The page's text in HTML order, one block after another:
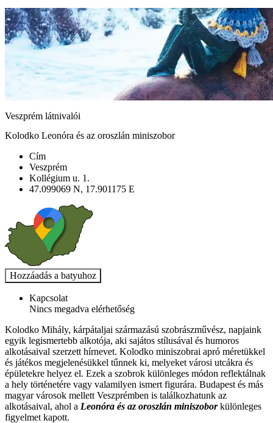
Veszprém látnivalói
Kolodko Leonóra és az oroszlán miniszobor
Cím
Veszprém
Kollégium u. 1.
47.099069 N, 17.901175 E
Kapcsolat
Nincs megadva elérhetőség
Kolodko Mihály, kárpátaljai származású szobrászművész, napjaink
egyik legismertebb alkotója, aki sajátos stílusával és humoros
alkotásaival szerzett hírnevet. Kolodko miniszobrai apró méretükkel
és játékos megjelenésükkel tűnnek ki, melyeket városi utcákra és
épületekre helyez el. Ezek a szobrok különleges módon reflektálnak
a hely történetére vagy valamilyen ismert figurára. Budapest és más
magyar városok mellett Veszprémben is találkozhatunk az
alkotásaival, ahol a Leonóra és az oroszlán miniszoborkülönleges
figyelmet kapott.